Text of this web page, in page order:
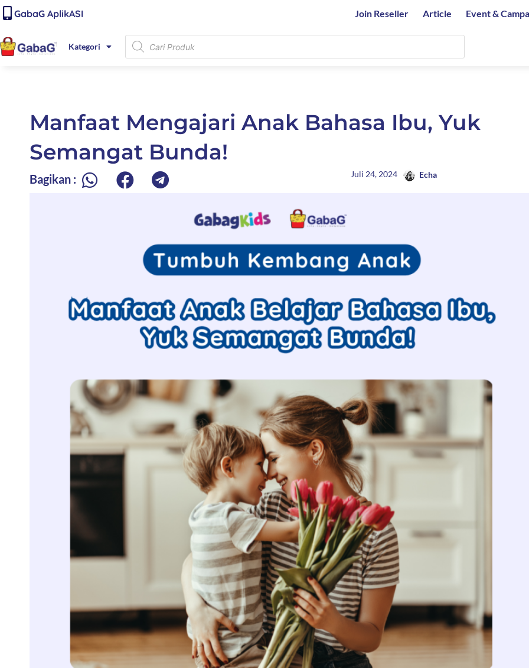
content
Lewati
ke
konten
GabaG AplikASI Join Reseller Article Event &
Kategori
Products
search
Manfaat Mengajari Anak Bahasa Ibu, Yuk
Semangat Bunda!
Bagikan : Juli 24, 2024 Echa